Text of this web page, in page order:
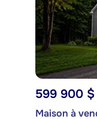
599 900 $
Maison à